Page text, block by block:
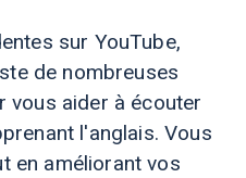
sur YouTube,
de nombreuses
vous aider à écouter
l'anglais. Vous
en améliorant vos